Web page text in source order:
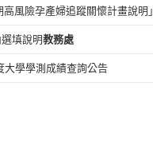
風險孕產婦追蹤關懷計畫說明」
填說明教務處
大學學測成績查詢公告